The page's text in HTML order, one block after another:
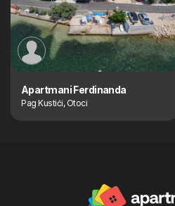
Apartmani Ferdinanda
Pag Kustići, Otoci